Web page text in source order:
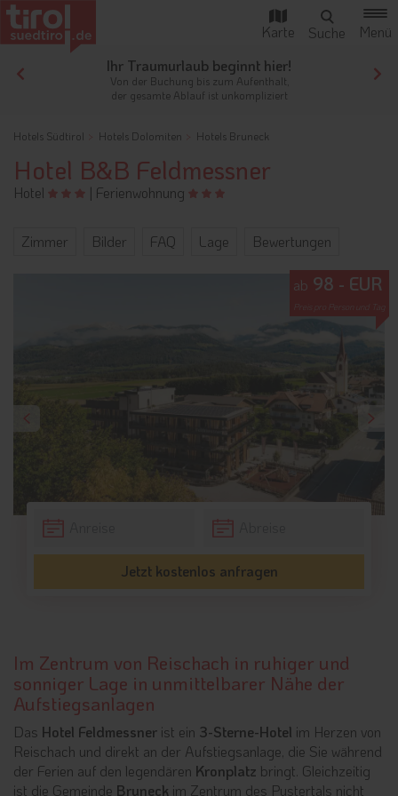
Ihr Traumurlaub beginnt hier!
Von der Buchung bis zum Aufenthalt,
der gesamte Ablauf ist unkompliziert
Hotels Südtirol Hotels Dolomiten Hotels Bruneck
Hotel B&B Feldmessner
Hotel | Ferienwohnung
Zimmer Bilder FAQ Lage Bewertungen
ab 98 - EUR
Jetzt kostenlos anfragen
Im Zentrum von Reischach in ruhiger und
sonniger Lage in unmittelbarer Nähe der
Aufstiegsanlagen
Das Hotel Feldmessner ist ein 3-Sterne-Hotel im Herzen von
Reischach und direkt an der Aufstiegsanlage, die Sie während
der Ferien auf den legendären Kronplatz bringt. Gleichzeitig
ist die Gemeinde Bruneck im Zentrum des Pustertals nicht